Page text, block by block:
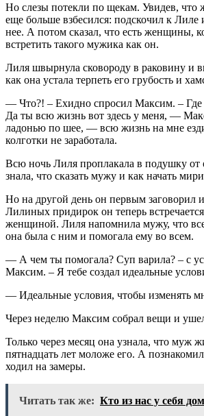
Но слезы потекли по щекам. Увидев, что
еще больше взбесился: подскочил к Лиле
нее. А потом сказал, что есть женщины,
встретить такого мужика как он.
Лиля швырнула сковороду в раковину и
как она устала терпеть его грубость и
— Что?! – Ехидно спросил Максим. – Где
Да ты всю жизнь вот здесь у меня, —
ладонью по шее, — всю жизнь на мне
колготки не заработала.
Всю ночь Лиля проплакала в подушку
знала, что сказать мужу и как начать
Но на другой день он первым заговорил и
Лилиных придирок он теперь
женщиной. Лиля напомнила мужу, что
она была с ним и помогала ему во всем.
— А чем ты помогала? Суп варила? – с
Максим. – Я тебе создал идеальные
— Идеальные условия, чтобы изменять
Через неделю Максим собрал вещи и
Только через месяц она узнала, что муж
пятнадцать лет моложе его. А
ходил на замеры.
Читать так же: Кто из нас у себя